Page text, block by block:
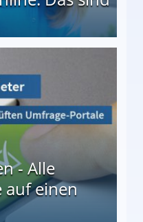
- Alle
auf einen